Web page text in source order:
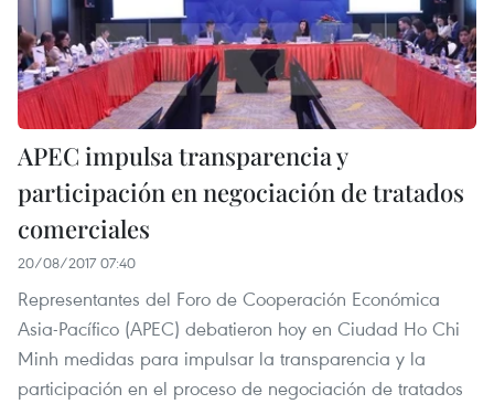
APEC impulsa transparencia y
participación en negociación de tratados
comerciales
20/08/2017 07:40
Representantes del Foro de Cooperación Económica
Asia-Pacífico (APEC) debatieron hoy en Ciudad Ho Chi
Minh medidas para impulsar la transparencia y la
participación en el proceso de negociación de tratados